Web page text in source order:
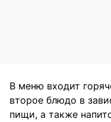
В меню входит
второе блюдо в
пищи, а также